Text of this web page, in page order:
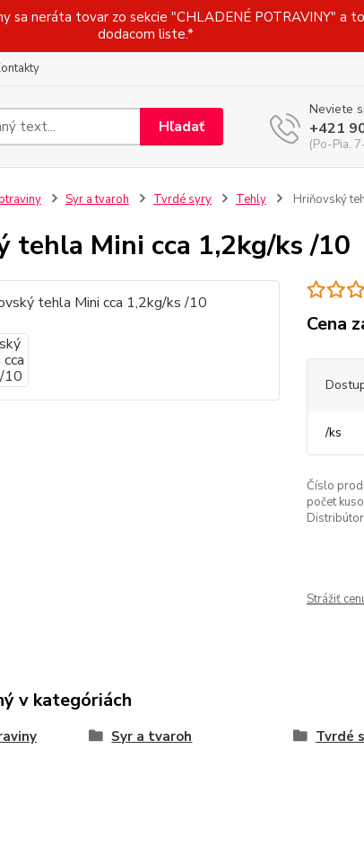
sa neráta tovar zo sekcie "CHLADENÉ POTRAVINY"
dodacom liste.*
Hľadať
Neviete
+421
(Po-Pia,
Syr a tvaroh Tvrdé syry Tehly Hriňovský
tehla Mini cca 1,2kg/ks /10
Cena
/ks
Číslo
počet
Strážiť
v kategóriách
Syr a tvaroh Tvrdé